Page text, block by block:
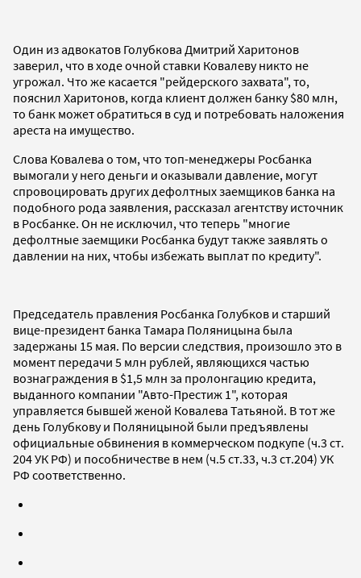
Один из адвокатов Голубкова Дмитрий Харитонов
заверил, что в ходе очной ставки Ковалеву никто не
угрожал. Что же касается "рейдерского захвата", то,
пояснил Харитонов, когда клиент должен банку $80 млн,
то банк может обратиться в суд и потребовать наложения
ареста на имущество.
Слова Ковалева о том, что топ-менеджеры Росбанка
вымогали у него деньги и оказывали давление, могут
спровоцировать других дефолтных заемщиков банка на
подобного рода заявления, рассказал агентству источник
в Росбанке. Он не исключил, что теперь "многие
дефолтные заемщики Росбанка будут также заявлять о
давлении на них, чтобы избежать выплат по кредиту".
Председатель правления Росбанка Голубков и старший
вице-президент банка Тамара Поляницына была
задержаны 15 мая. По версии следствия, произошло это в
момент передачи 5 млн рублей, являющихся частью
вознаграждения в $1,5 млн за пролонгацию кредита,
выданного компании "Авто-Престиж 1", которая
управляется бывшей женой Ковалева Татьяной. В тот же
день Голубкову и Поляницыной были предъявлены
официальные обвинения в коммерческом подкупе (ч.3 ст.
204 УК РФ) и пособничестве в нем (ч.5 ст.33, ч.3 ст.204) УК
РФ соответственно.